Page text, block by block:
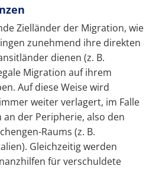
Zielländer der Migration, wie
zunehmend ihre direkten
dienen (z. B.
Migration auf ihrem
Auf diese Weise wird
weiter verlagert, im Falle
an der Peripherie, also den
Raums (z. B.
Gleichzeitig werden
für verschuldete